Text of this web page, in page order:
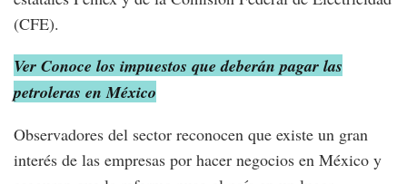
(CFE).
Ver Conoce los impuestos que deberán pagar las
petroleras en México
Observadores del sector reconocen que existe un gran
interés de las empresas por hacer negocios en México y